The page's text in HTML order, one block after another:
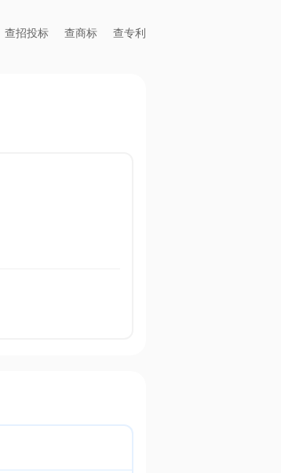
查招投标 查商标 查专利